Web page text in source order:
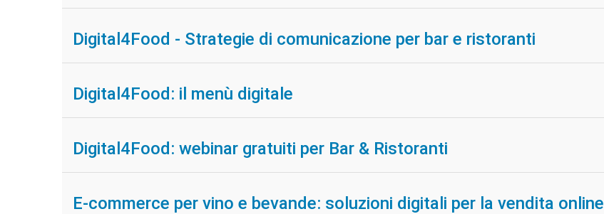
Digital4Food - Strategie di comunicazione per bar e ristoranti
Digital4Food: il menù digitale
Digital4Food: webinar gratuiti per Bar & Ristoranti
E-commerce per vino e bevande: soluzioni digitali per la vendita online